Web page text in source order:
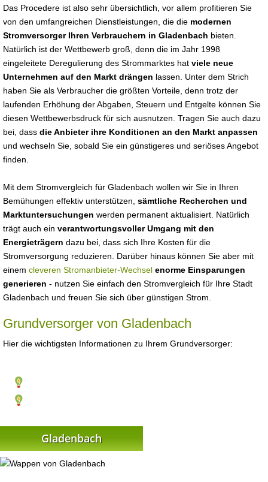
Das Procedere ist also sehr übersichtlich, vor allem profitieren Sie
von den umfangreichen Dienstleistungen, die die modernen
Stromversorger Ihren Verbrauchern in Gladenbach bieten.
Natürlich ist der Wettbewerb groß, denn die im Jahr 1998
eingeleitete Deregulierung des Strommarktes hat viele neue
Unternehmen auf den Markt drängen lassen. Unter dem Strich
haben Sie als Verbraucher die größten Vorteile, denn trotz der
laufenden Erhöhung der Abgaben, Steuern und Entgelte können Sie
diesen Wettbewerbsdruck für sich ausnutzen. Tragen Sie auch dazu
bei, dass die Anbieter ihre Konditionen an den Markt anpassen
und wechseln Sie, sobald Sie ein günstigeres und seriöses Angebot
finden.
Mit dem Stromvergleich für Gladenbach wollen wir Sie in Ihren
Bemühungen effektiv unterstützen, sämtliche Recherchen und
Marktuntersuchungen werden permanent aktualisiert. Natürlich
trägt auch ein verantwortungsvoller Umgang mit den
Energieträgern dazu bei, dass sich Ihre Kosten für die
Stromversorgung reduzieren. Darüber hinaus können Sie aber mit
einem cleveren Stromanbieter-Wechsel enorme Einsparungen
generieren - nutzen Sie einfach den Stromvergleich für Ihre Stadt
Gladenbach und freuen Sie sich über günstigen Strom.
Grundversorger von Gladenbach
Hier die wichtigsten Informationen zu Ihrem Grundversorger:
Gladenbach